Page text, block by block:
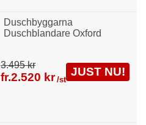
Duschbyggarna
Duschblandare Oxford
3.495 kr
fr.2.520 kr /st
JUST NU!